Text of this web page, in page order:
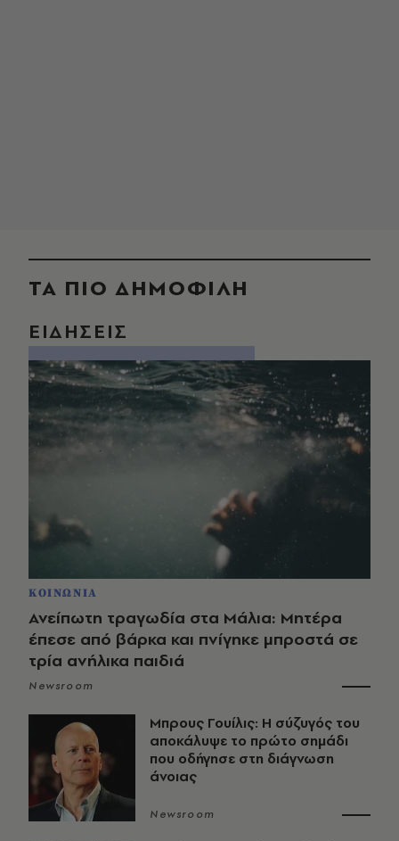
ΤΑ ΠΙΟ ΔΗΜΟΦΙΛΗ
ΕΙΔΗΣΕΙΣ
ΚΟΙΝΩΝΙΑ
Ανείπωτη τραγωδία στα Μάλια: Μητέρα
έπεσε από βάρκα και πνίγηκε μπροστά σε
τρία ανήλικα παιδιά
Newsroom
Μπρους Γουίλις: Η σύζυγός του
αποκάλυψε το πρώτο σημάδι
που οδήγησε στη διάγνωση
άνοιας
Newsroom